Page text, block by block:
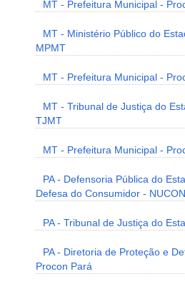
MT - Prefeitura Municipal -
MT - Ministério Público do
MPMT
MT - Prefeitura Municipal -
MT - Tribunal de Justiça do
TJMT
MT - Prefeitura Municipal -
PA - Defensoria Pública do
Defesa do Consumidor - NUCON
PA - Tribunal de Justiça do
PA - Diretoria de Proteção e
Procon Pará